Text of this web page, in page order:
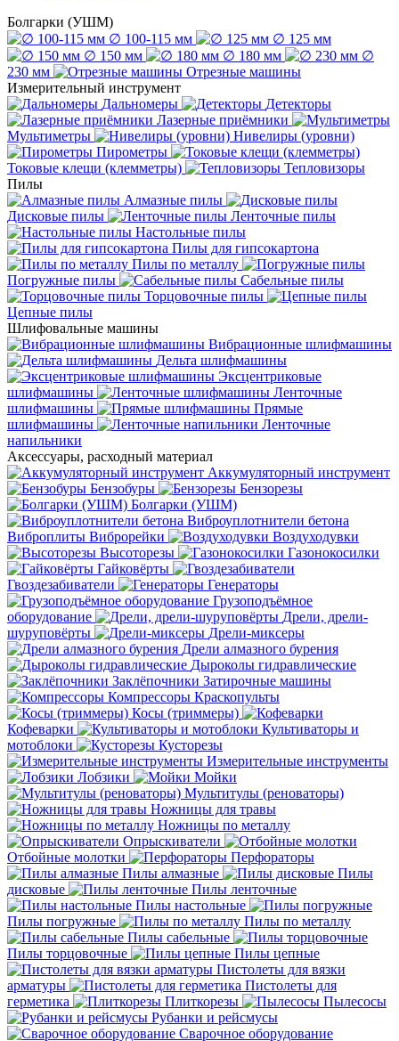
Болгарки (УШМ)
∅ 100-115 мм
∅ 125 мм
∅ 150 мм
∅ 180 мм
∅
230 мм
Отрезные машины
Измерительный инструмент
Дальномеры
Детекторы
Лазерные приёмники
Мультиметры
Нивелиры (уровни)
Пирометры
Токовые клещи (клемметры)
Тепловизоры
Пилы
Алмазные пилы
Дисковые пилы
Ленточные пилы
Настольные пилы
Пилы для гипсокартона
Пилы по металлу
Погружные пилы
Сабельные пилы
Торцовочные пилы
Цепные пилы
Шлифовальные машины
Вибрационные шлифмашины
Дельта шлифмашины
Эксцентриковые
шлифмашины
Ленточные
шлифмашины
Прямые
шлифмашины
Ленточные
напильники
Аксессуары, расходный материал
Аккумуляторный инструмент
Бензобуры
Бензорезы
Болгарки (УШМ)
Виброуплотнители бетона
Виброплиты Виброрейки
Воздуходувки
Высоторезы
Газонокосилки
Гайковёрты
Гвоздезабиватели
Генераторы
Грузоподъёмное
оборудование
Дрели, дрели-
шуруповёрты
Дрели-миксеры
Дрели алмазного бурения
Дыроколы гидравлические
Заклёпочники Затирочные машины
Компрессоры Краскопульты
Косы (триммеры)
Кофеварки
Культиваторы и
мотоблоки
Кусторезы
Измерительные инструменты
Лобзики
Мойки
Мультитулы (реноваторы)
Ножницы для травы
Ножницы по металлу
Опрыскиватели
Отбойные молотки
Перфораторы
Пилы алмазные
Пилы
дисковые
Пилы ленточные
Пилы настольные
Пилы погружные
Пилы по металлу
Пилы сабельные
Пилы торцовочные
Пилы цепные
Пистолеты для вязки
арматуры
Пистолеты для
герметика
Плиткорезы
Пылесосы
Рубанки и рейсмусы
Сварочное оборудование